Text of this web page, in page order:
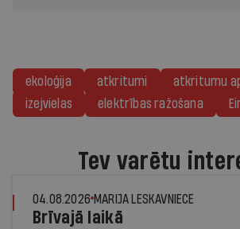
ekoloģija atkritumi
atkritumu
izejvielas
elektrības ražošana
Tev varētu
04.08.2026 MARIJA LESKAVNIECE
Brīvajā laikā